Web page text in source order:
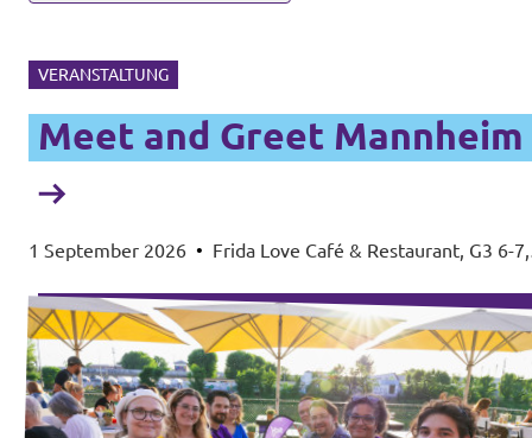
VERANSTALTUNG
Meet and Greet Mannheim
1 September 2026 • Frida Love Café & Restaurant, G3 6-7,